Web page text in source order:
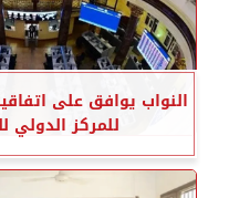
النواب يوافق على
للمركز الدولي